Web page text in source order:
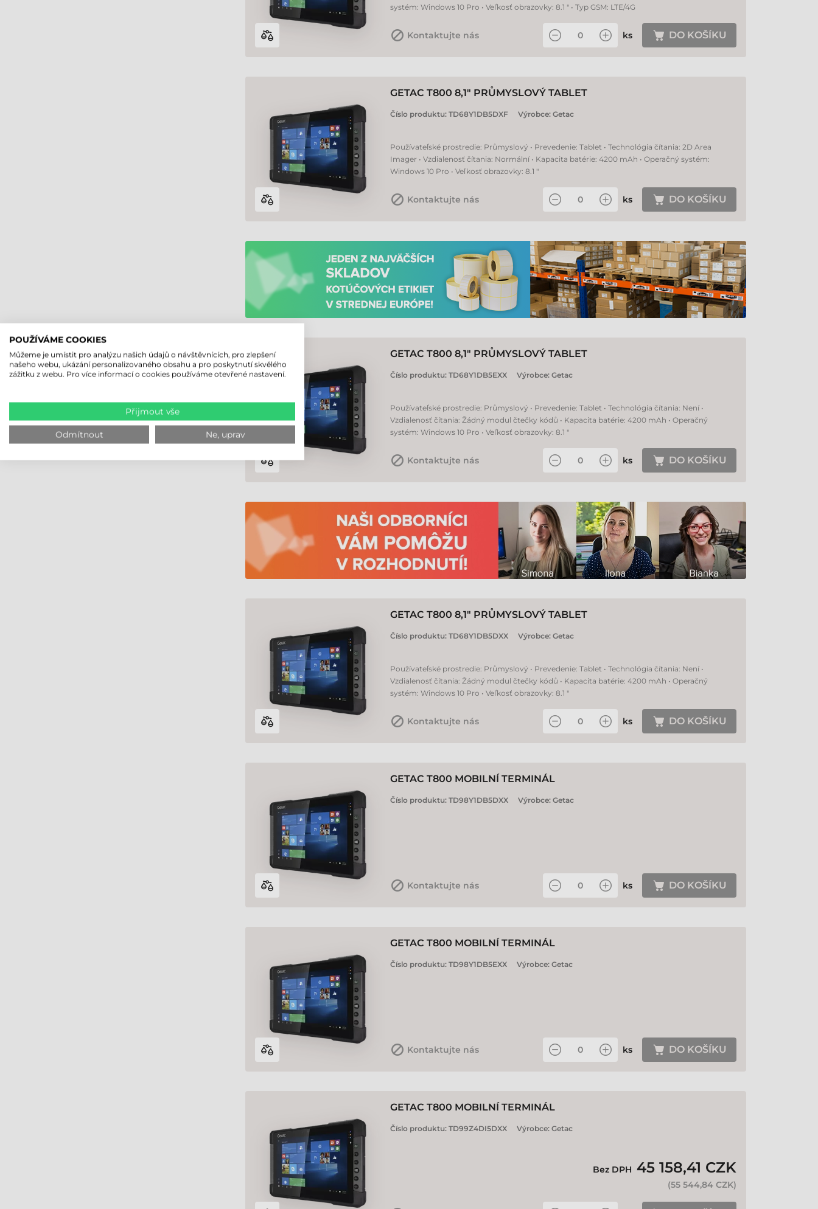
systém: Windows 10 Pro • Veľkosť obrazovky: 8.1 " • Typ GSM: LTE/4G
Kontaktujte nás ks DO KOŠÍKU
GETAC T800 8,1" PRŮMYSLOVÝ TABLET
Číslo produktu: TD68Y1DB5DXF Výrobce: Getac
Používateľské prostredie: Průmyslový • Prevedenie: Tablet • Technológia čítania: 2D Area
Imager • Vzdialenosť čítania: Normální • Kapacita batérie: 4200 mAh • Operačný systém:
Windows 10 Pro • Veľkosť obrazovky: 8.1 "
Kontaktujte nás ks DO KOŠÍKU
GETAC T800 8,1" PRŮMYSLOVÝ TABLET
Číslo produktu: TD68Y1DB5EXX Výrobce: Getac
Používateľské prostredie: Průmyslový • Prevedenie: Tablet • Technológia čítania: Není •
Vzdialenosť čítania: Žádný modul čtečky kódů • Kapacita batérie: 4200 mAh • Operačný
systém: Windows 10 Pro • Veľkosť obrazovky: 8.1 "
Kontaktujte nás ks DO KOŠÍKU
GETAC T800 8,1" PRŮMYSLOVÝ TABLET
Číslo produktu: TD68Y1DB5DXX Výrobce: Getac
Používateľské prostredie: Průmyslový • Prevedenie: Tablet • Technológia čítania: Není •
Vzdialenosť čítania: Žádný modul čtečky kódů • Kapacita batérie: 4200 mAh • Operačný
systém: Windows 10 Pro • Veľkosť obrazovky: 8.1 "
Kontaktujte nás ks DO KOŠÍKU
GETAC T800 MOBILNÍ TERMINÁL
Číslo produktu: TD98Y1DB5DXX Výrobce: Getac
Kontaktujte nás ks DO KOŠÍKU
GETAC T800 MOBILNÍ TERMINÁL
Číslo produktu: TD98Y1DB5EXX Výrobce: Getac
Kontaktujte nás ks DO KOŠÍKU
GETAC T800 MOBILNÍ TERMINÁL
Číslo produktu: TD99Z4DI5DXX Výrobce: Getac
Bez DPH 45 158,41 CZK
(55 544,84 CZK)
POUŽÍVÁME COOKIES
Můžeme je umístit pro analýzu našich údajů o návštěvnících, pro zlepšení
našeho webu, ukázání personalizovaného obsahu a pro poskytnutí skvělého
zážitku z webu. Pro více informací o cookies používáme otevřené nastavení.
Přijmout vše
Odmítnout Ne, uprav